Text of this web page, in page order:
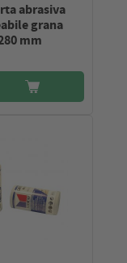
abrasiva
grana
mm